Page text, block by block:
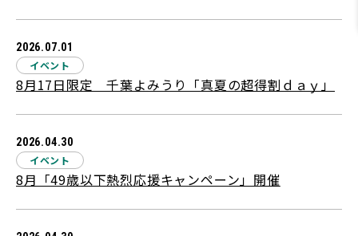
2026.07.01
イベント
8月17日限定 千葉よみうり「真夏の超得割ｄａｙ」
2026.04.30
イベント
8月「49歳以下熱烈応援キャンペーン」開催